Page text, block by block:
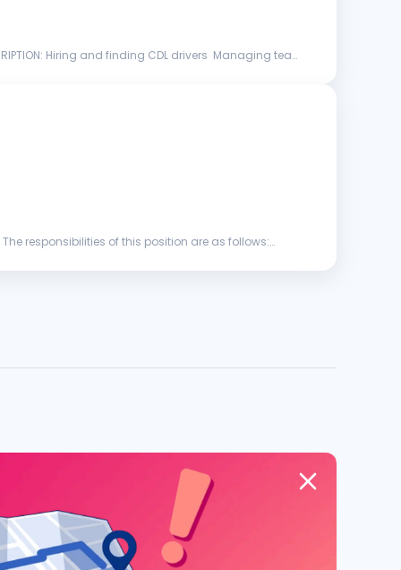
team
responsibilities of this position are as follows: